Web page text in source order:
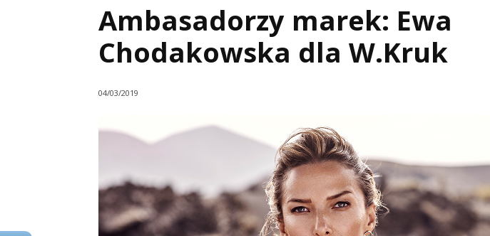
Ambasadorzy marek: Ewa
Chodakowska dla W.Kruk
04/03/2019